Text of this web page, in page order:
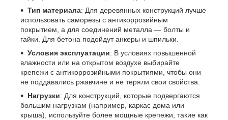
Тип материала: Для деревянных конструкций лучше
использовать саморезы с антикоррозийным
покрытием, а для соединений металла — болты и
гайки. Для бетона подойдут анкеры и шпильки.
Условия эксплуатации: В условиях повышенной
влажности или на открытом воздухе выбирайте
крепежи с антикоррозийными покрытиями, чтобы они
не поддавались ржавчине и не теряли свои свойства.
Нагрузки: Для конструкций, которые подвергаются
большим нагрузкам (например, каркас дома или
крыша), используйте более мощные крепежи, такие как